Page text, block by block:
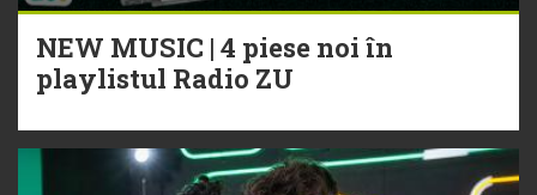
NEW MUSIC | 4 piese noi în
playlistul Radio ZU